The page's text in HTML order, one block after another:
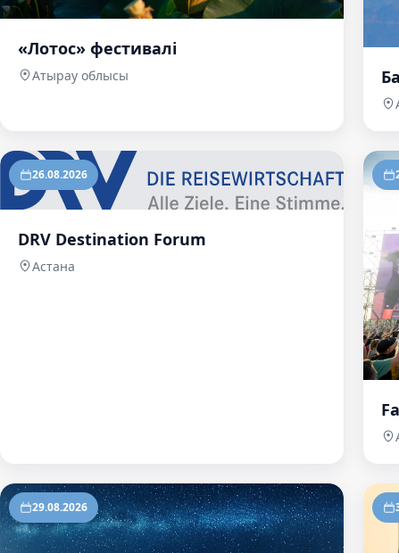
«Лотос» фестивалі
Атырау облысы
26.08.2026
DRV Destination Forum
Астана
29.08.2026